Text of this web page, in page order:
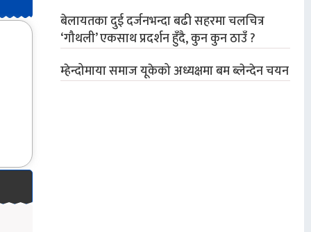
बेलायतका दुई दर्जनभन्दा बढी सहरमा चलचित्र
‘गौथली’ एकसाथ प्रदर्शन हुँदै, कुन कुन ठाउँ ?
म्हेन्दोमाया समाज यूकेको अध्यक्षमा बम ब्लेन्देन चयन